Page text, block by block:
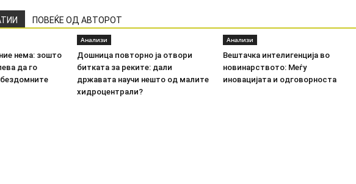
ПОВЕЌЕ ОД АВТОРОТ
нема: зошто
да го
бездомните
Анализи
Дошница повторно ја отвори
битката за реките: дали
државата научи нешто од малите
хидроцентрали?
Анализи
Вештачка интелигенција во
новинарството: Меѓу
иновацијата и одговорноста